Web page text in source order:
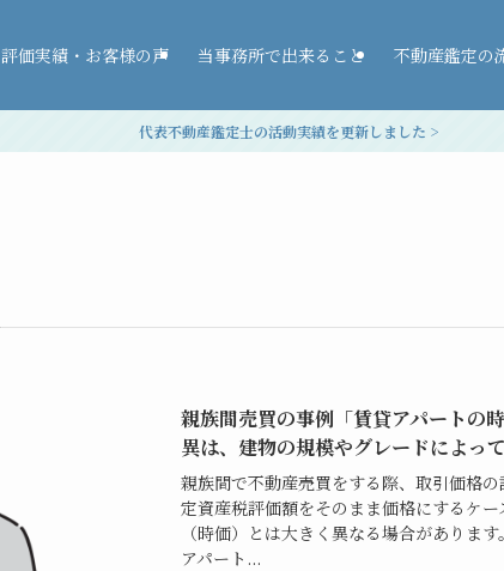
評価実績・お客様の声 当事務所で出来ること 不動産鑑定の
代表不動産鑑定士の活動実績を更新しました >
親族間売買の事例「賃貸アパートの
異は、建物の規模やグレードによって
親族間で不動産売買をする際、取引価格
定資産税評価額をそのまま価格にするケ
（時価）とは大きく異なる場合がありま
アパート...